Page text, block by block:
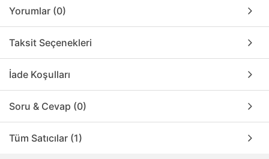
Yorumlar (0)
Taksit Seçenekleri
İade Koşulları
Soru & Cevap (0)
Tüm Satıcılar (1)